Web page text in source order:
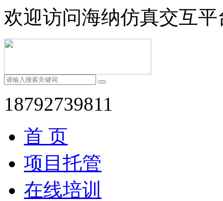
欢迎访问海纳仿真交互平
18792739811
首 页
项目托管
在线培训